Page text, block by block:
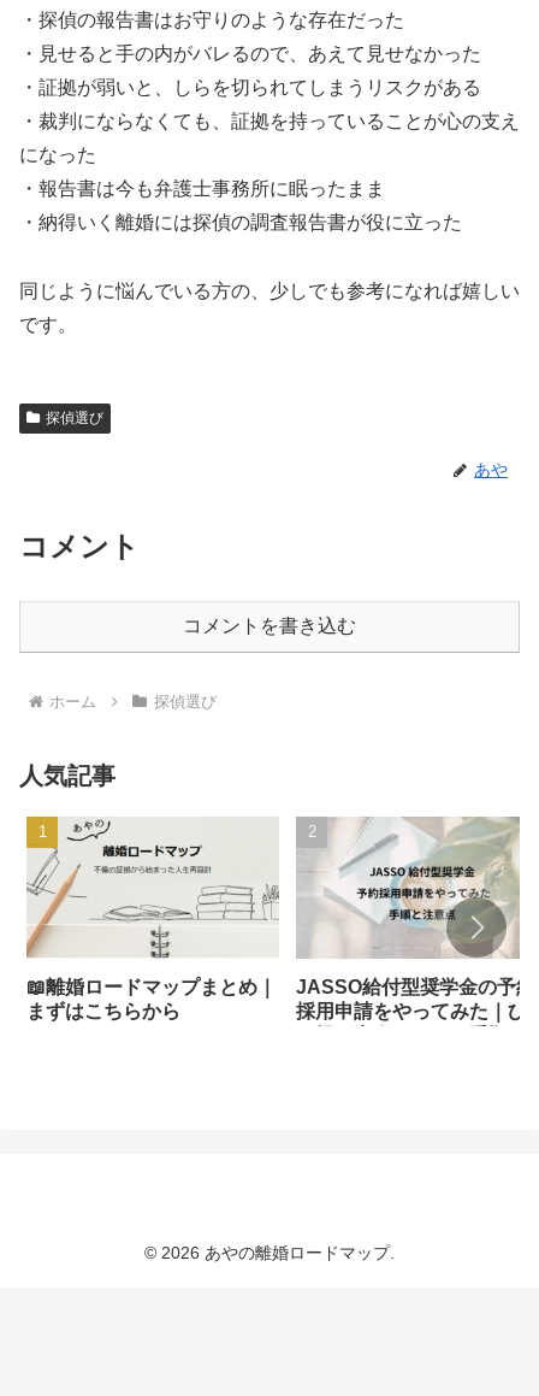
・探偵の報告書はお守りのような存在だった
・見せると手の内がバレるので、あえて見せなかった
・証拠が弱いと、しらを切られてしまうリスクがある
・裁判にならなくても、証拠を持っていることが心の支え
になった
・報告書は今も弁護士事務所に眠ったまま
・納得いく離婚には探偵の調査報告書が役に立った
同じように悩んでいる方の、少しでも参考になれば嬉しい
です。
探偵選び
あや
コメント
コメントを書き込む
ホーム 探偵選び
人気記事
📖離婚ロードマップまとめ｜
まずはこちらから
JASSO給付型奨学金の予約
採用申請をやってみた｜ひ
© 2026 あやの離婚ロードマップ.